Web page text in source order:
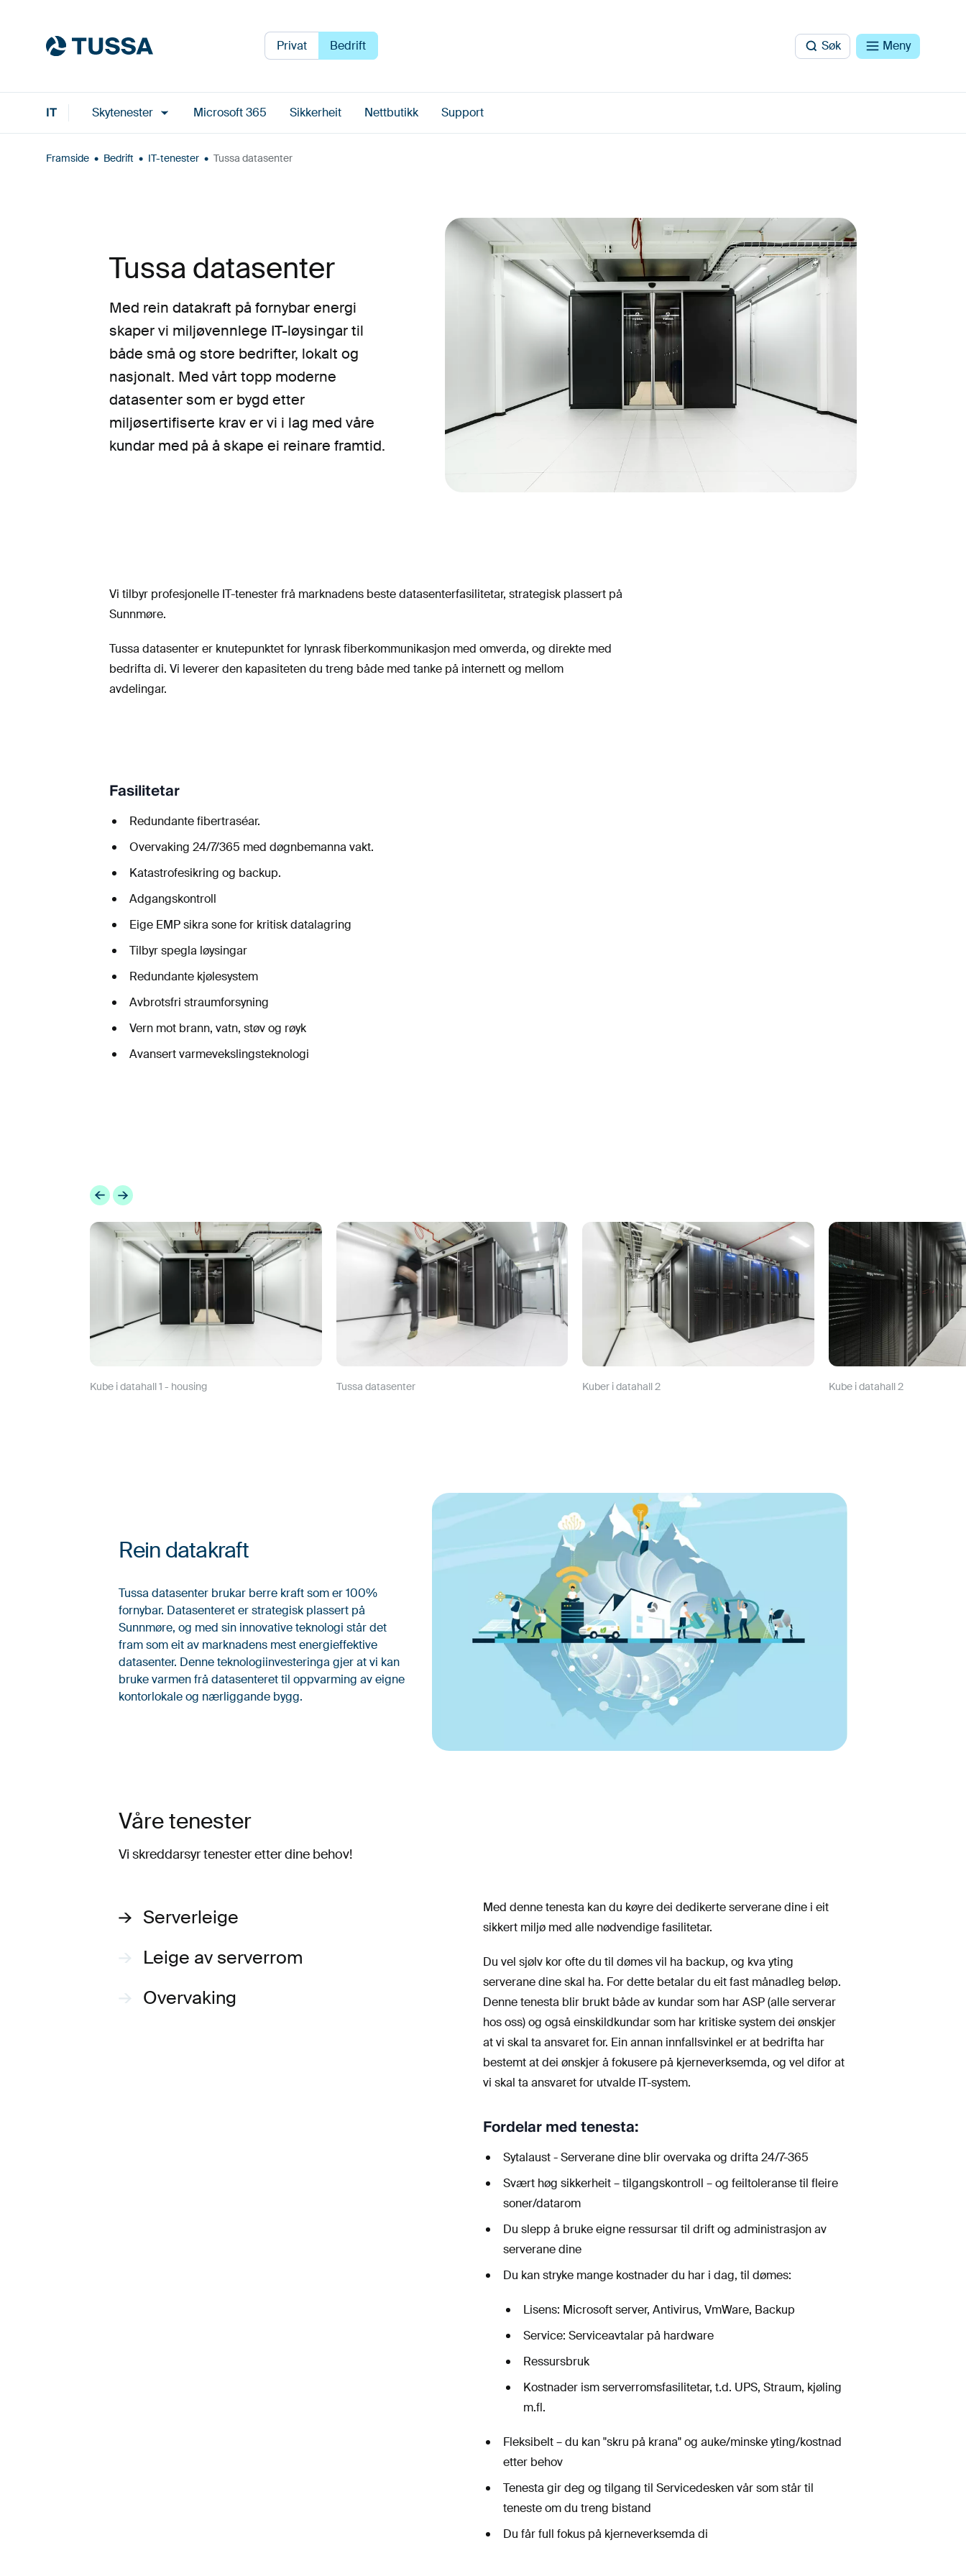
Privat Bedrift Søk Meny
IT Skytenester Microsoft 365 Sikkerheit Nettbutikk Support
Framside • Bedrift • IT-tenester • Tussa datasenter
Tussa datasenter
Med rein datakraft på fornybar energi
skaper vi miljøvennlege IT-løysingar til
både små og store bedrifter, lokalt og
nasjonalt. Med vårt topp moderne
datasenter som er bygd etter
miljøsertifiserte krav er vi i lag med våre
kundar med på å skape ei reinare framtid.
Vi tilbyr profesjonelle IT-tenester frå marknadens beste datasenterfasilitetar, strategisk plassert på
Sunnmøre.
Tussa datasenter er knutepunktet for lynrask fiberkommunikasjon med omverda, og direkte med
bedrifta di. Vi leverer den kapasiteten du treng både med tanke på internett og mellom
avdelingar.
Fasilitetar
Redundante fibertraséar.
Overvaking 24/7/365 med døgnbemanna vakt.
Katastrofesikring og backup.
Adgangskontroll
Eige EMP sikra sone for kritisk datalagring
Tilbyr spegla løysingar
Redundante kjølesystem
Avbrotsfri straumforsyning
Vern mot brann, vatn, støv og røyk
Avansert varmevekslingsteknologi
Kube i datahall 1 - housing Tussa datasenter Kuber i datahall 2 Kube i datahall 2
Rein datakraft
Tussa datasenter brukar berre kraft som er 100%
fornybar. Datasenteret er strategisk plassert på
Sunnmøre, og med sin innovative teknologi står det
fram som eit av marknadens mest energieffektive
datasenter. Denne teknologiinvesteringa gjer at vi kan
bruke varmen frå datasenteret til oppvarming av eigne
kontorlokale og nærliggande bygg.
Våre tenester
Vi skreddarsyr tenester etter dine behov!
Serverleige
Leige av serverrom
Overvaking
Med denne tenesta kan du køyre dei dedikerte serverane dine i eit
sikkert miljø med alle nødvendige fasilitetar.
Du vel sjølv kor ofte du til dømes vil ha backup, og kva yting
serverane dine skal ha. For dette betalar du eit fast månadleg beløp.
Denne tenesta blir brukt både av kundar som har ASP (alle serverar
hos oss) og også einskildkundar som har kritiske system dei ønskjer
at vi skal ta ansvaret for. Ein annan innfallsvinkel er at bedrifta har
bestemt at dei ønskjer å fokusere på kjerneverksemda, og vel difor at
vi skal ta ansvaret for utvalde IT-system.
Fordelar med tenesta:
Sytalaust - Serverane dine blir overvaka og drifta 24/7-365
Svært høg sikkerheit – tilgangskontroll – og feiltoleranse til fleire
soner/datarom
Du slepp å bruke eigne ressursar til drift og administrasjon av
serverane dine
Du kan stryke mange kostnader du har i dag, til dømes:
Lisens: Microsoft server, Antivirus, VmWare, Backup
Service: Serviceavtalar på hardware
Ressursbruk
Kostnader ism serverromsfasilitetar, t.d. UPS, Straum, kjøling
m.fl.
Fleksibelt – du kan "skru på krana" og auke/minske yting/kostnad
etter behov
Tenesta gir deg og tilgang til Servicedesken vår som står til
teneste om du treng bistand
Du får full fokus på kjerneverksemda di